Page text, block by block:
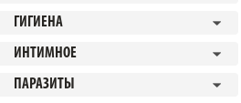
ГИГИЕНА
ИНТИМНОЕ
ПАРАЗИТЫ